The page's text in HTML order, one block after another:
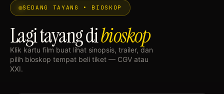
SEDANG TAYANG • BIOSKOP
Lagi tayang dibioskop
Klik kartu film buat lihat sinopsis, trailer, dan
pilih bioskop tempat beli tiket — CGV atau
XXI.